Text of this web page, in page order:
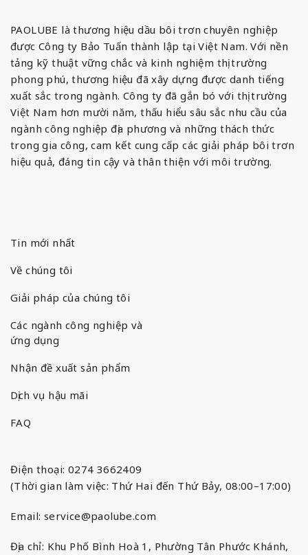
PAOLUBE là thương hiệu dầu bôi trơn chuyên nghiệp
được Công ty Bảo Tuấn thành lập tại Việt Nam. Với nền
tảng kỹ thuật vững chắc và kinh nghiệm thị trường
phong phú, thương hiệu đã xây dựng được danh tiếng
xuất sắc trong ngành. Công ty đã gắn bó với thị trường
Việt Nam hơn mười năm, thấu hiểu sâu sắc nhu cầu của
ngành công nghiệp địa phương và những thách thức
trong gia công, cam kết cung cấp các giải pháp bôi trơn
hiệu quả, đáng tin cậy và thân thiện với môi trường.
Tin mới nhất
Về chúng tôi
Giải pháp của chúng tôi
Các ngành công nghiệp và
ứng dụng
Nhận đề xuất sản phẩm
Dịch vụ hậu mãi
FAQ
Điện thoại: 0274 3662409
(Thời gian làm việc: Thứ Hai đến Thứ Bảy, 08:00–17:00)
Email: service@paolube.com
Địa chỉ: Khu Phố Bình Hoà 1, Phường Tân Phước Khánh,